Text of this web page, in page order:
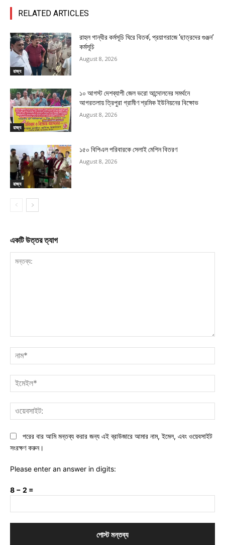
RELATED ARTICLES
রাজ্য
রাহুল গান্ধীর কর্মসূচি ঘিরে বিতর্ক, প্রয়াগরাজে ‘ছাত্রদের গুঞ্জন’
কর্মসূচি
August 8, 2026
রাজ্য
১০ আগস্ট দেশব্যাপী জেল ভরো আন্দোলনের সমর্থনে
আগরতলায় ত্রিপুরা গ্রামীণ শ্রমিক ইউনিয়নের বিক্ষোভ
August 8, 2026
রাজ্য
১৫০ বিপিএল পরিবারকে সেলাই মেশিন বিতরণ
August 8, 2026
একটি উত্তর ত্যাগ
পরের বার আমি মন্তব্য করার জন্য এই ব্রাউজারে আমার নাম, ইমেল, এবং ওয়েবসাইট
সংরক্ষণ করুন।
Please enter an answer in digits:
8 − 2 =